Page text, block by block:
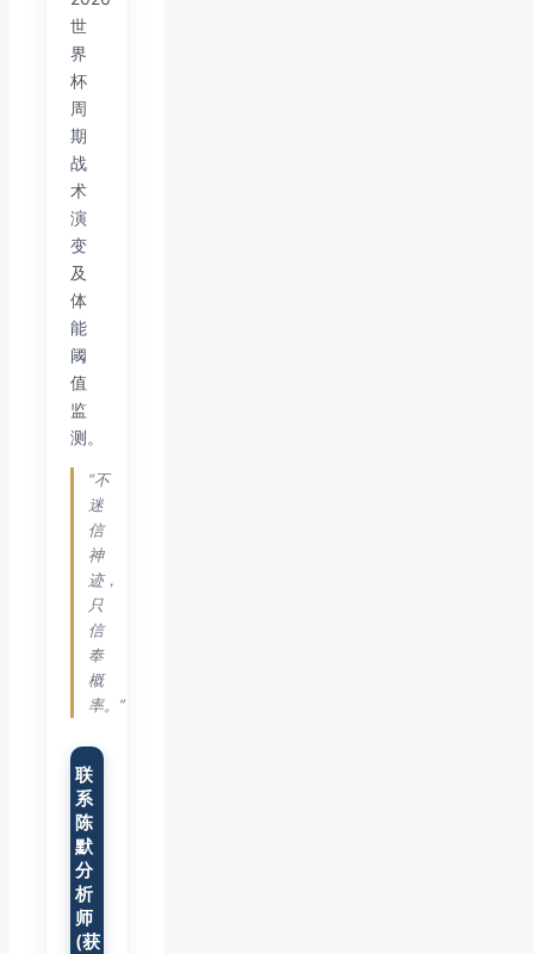
世
界
杯
周
期
战
术
演
变
及
体
能
阈
值
监
测。
“不
迷
信
神
迹，
只
信
奉
概
率。”
联
系
陈
默
分
析
师
(获